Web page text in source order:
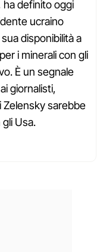
definito oggi
ucraino
disponibilità a
i minerali con gli
È un segnale
giornalisti,
Zelensky sarebbe
Usa.